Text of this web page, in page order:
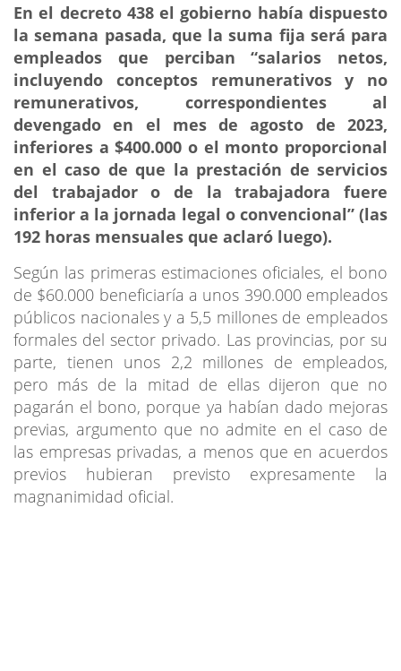
En el decreto 438 el gobierno había dispuesto
la semana pasada, que la suma fija será para
empleados que perciban “salarios netos,
incluyendo conceptos remunerativos y no
remunerativos, correspondientes al
devengado en el mes de agosto de 2023,
inferiores a $400.000 o el monto proporcional
en el caso de que la prestación de servicios
del trabajador o de la trabajadora fuere
inferior a la jornada legal o convencional” (las
192 horas mensuales que aclaró luego).
Según las primeras estimaciones oficiales, el bono
de $60.000 beneficiaría a unos 390.000 empleados
públicos nacionales y a 5,5 millones de empleados
formales del sector privado. Las provincias, por su
parte, tienen unos 2,2 millones de empleados,
pero más de la mitad de ellas dijeron que no
pagarán el bono, porque ya habían dado mejoras
previas, argumento que no admite en el caso de
las empresas privadas, a menos que en acuerdos
previos hubieran previsto expresamente la
magnanimidad oficial.